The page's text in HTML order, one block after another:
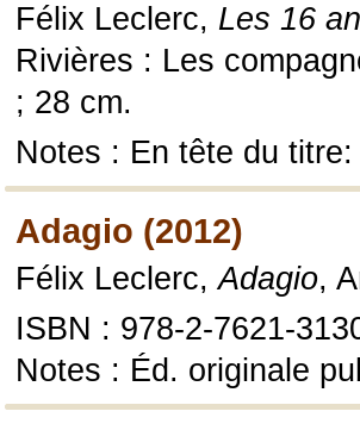
Félix Leclerc, Les 16
Rivières : Les
; 28 cm.
Notes : En tête du
Adagio (2012)
Félix Leclerc,Adagio,
ISBN : 978-2-7621-
Notes : Éd. originale